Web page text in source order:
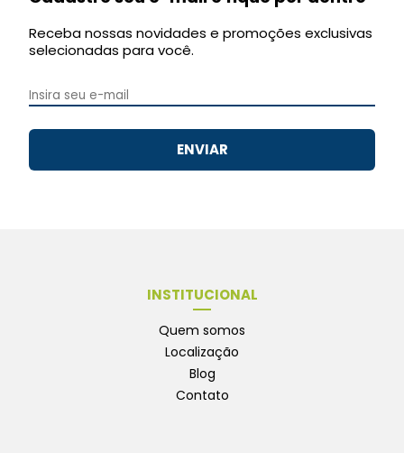
Receba nossas novidades e promoções exclusivas
selecionadas para você.
ENVIAR
INSTITUCIONAL
Quem somos
Localização
Blog
Contato